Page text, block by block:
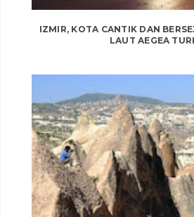
IZMIR, KOTA CANTIK DAN
LAUT AEGEA